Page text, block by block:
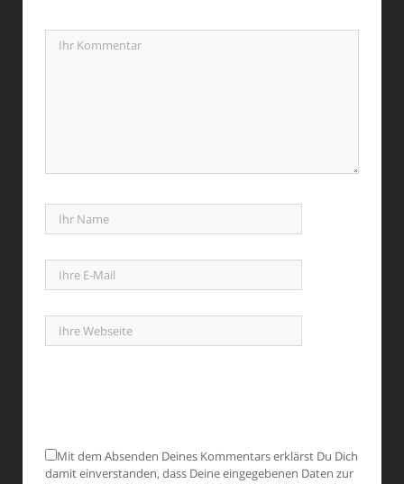
Mit dem Absenden Deines Kommentars erklärst Du Dich
damit einverstanden, dass Deine eingegebenen Daten zur